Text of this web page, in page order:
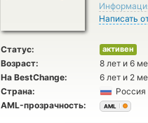
Написать
Статус: активен
Возраст: 8 лет и 6
На BestChange: 6 лет и 2
Страна:
Россия
AML-прозрачность:
AML